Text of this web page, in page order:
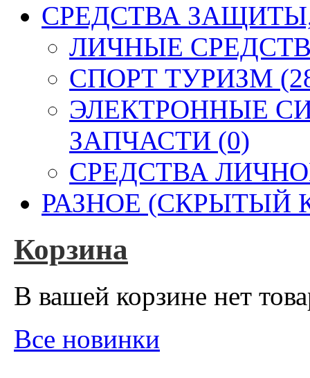
СРЕДСТВА
ЛИЧНЫЕ
СПОРТ ТУРИЗМ
ЭЛЕКТРОННЫЕ
ЗАПЧАСТИ (0)
СРЕДСТВА
РАЗНОЕ (СКРЫТЫЙ
Корзина
В вашей корзине нет
Все новинки